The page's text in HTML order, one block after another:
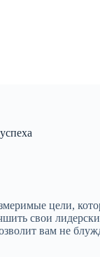
цели,
свои
вам не